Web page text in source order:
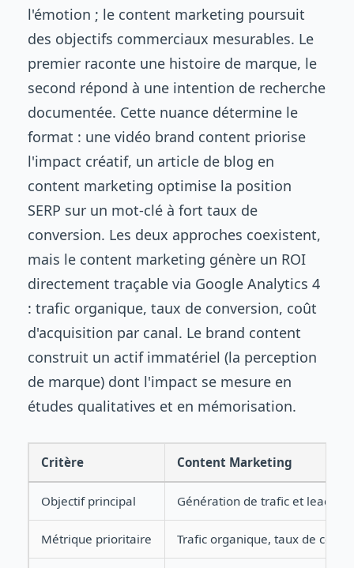
l'émotion ; le content marketing poursuit
des objectifs commerciaux mesurables. Le
premier raconte une histoire de marque, le
second répond à une intention de recherche
documentée. Cette nuance détermine le
format : une vidéo brand content priorise
l'impact créatif, un article de blog en
content marketing optimise la position
SERP sur un mot-clé à fort taux de
conversion. Les deux approches coexistent,
mais le content marketing génère un ROI
directement traçable via Google Analytics 4
: trafic organique, taux de conversion, coût
d'acquisition par canal. Le brand content
construit un actif immatériel (la perception
de marque) dont l'impact se mesure en
études qualitatives et en mémorisation.
Critère Content Marketing
Objectif principal Génération de trafic et leads
Métrique prioritaire Trafic organique, taux de